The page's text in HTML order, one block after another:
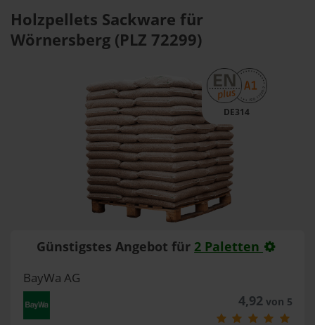
Holzpellets Sackware für
Wörnersberg (PLZ 72299)
DE314
Günstigstes Angebot für 2 Paletten
BayWa AG
4,92von 5